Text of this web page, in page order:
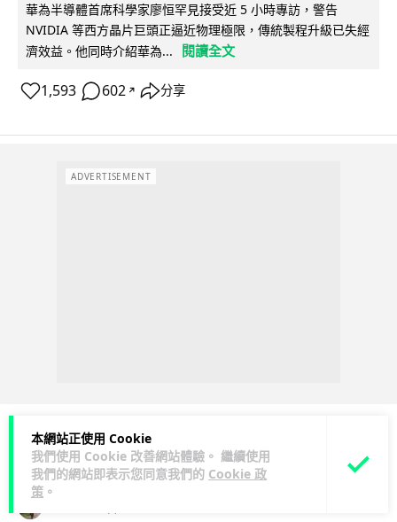
本網站正使用 Cookie
我們使用 Cookie 改善網站體驗。 繼續使用
我們的網站即表示您同意我們的 Cookie 政
策 。
華為半導體首席科學家廖恒罕見接受近 5 小時專訪，警告
NVIDIA 等西方晶片巨頭正逼近物理極限，傳統製程升級已失經
濟效益。他同時介紹華為...
閱讀全文
1,593 602 ↗ 分享
ADVERTISEMENT
科技娛樂 生活娛樂 城中熱話